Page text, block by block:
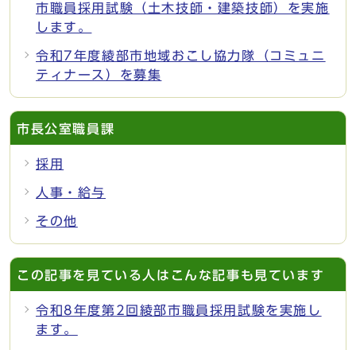
市職員採用試験（土木技師・建築技師）を実施
します。
令和7年度綾部市地域おこし協力隊（コミュニ
ティナース）を募集
市長公室職員課
採用
人事・給与
その他
この記事を見ている人はこんな記事も見ています
令和8年度第2回綾部市職員採用試験を実施し
ます。